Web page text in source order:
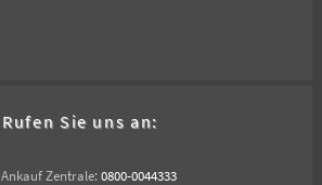
Rufen Sie uns an:
Ankauf Zentrale: 0800-0044333